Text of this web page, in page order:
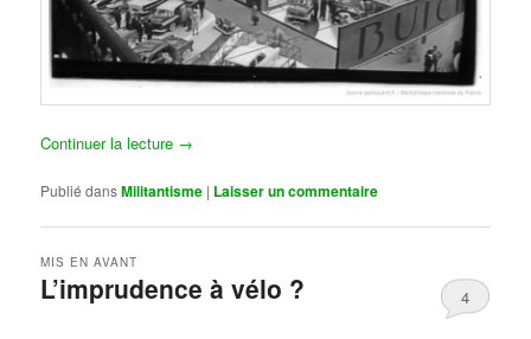
Continuer la lecture →
Publié dansMilitantisme | Laisser un commentaire
L’imprudence à vélo ?
MIS EN AVANT
4